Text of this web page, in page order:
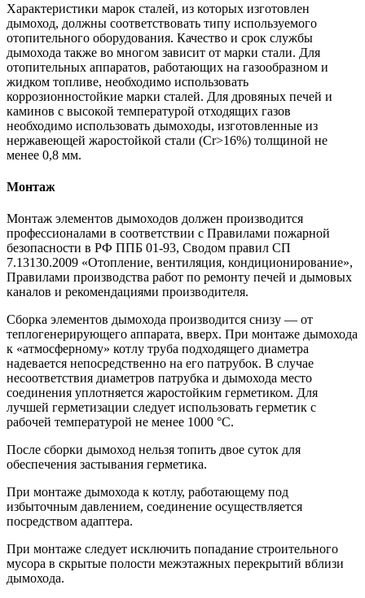
Характеристики марок сталей, из которых изготовлен
дымоход, должны соответствовать типу используемого
отопительного оборудования. Качество и срок службы
дымохода также во многом зависит от марки стали. Для
отопительных аппаратов, работающих на газообразном и
жидком топливе, необходимо использовать
коррозионностойкие марки сталей. Для дровяных печей и
каминов с высокой температурой отходящих газов
необходимо использовать дымоходы, изготовленные из
нержавеющей жаростойкой стали (Cr>16%) толщиной не
менее 0,8 мм.
Монтаж
Монтаж элементов дымоходов должен производится
профессионалами в соответствии с Правилами пожарной
безопасности в РФ ППБ 01-93, Сводом правил СП
7.13130.2009 «Отопление, вентиляция, кондиционирование»,
Правилами производства работ по ремонту печей и дымовых
каналов и рекомендациями производителя.
Сборка элементов дымохода производится снизу — от
теплогенерирующего аппарата, вверх. При монтаже дымохода
к «атмосферному» котлу труба подходящего диаметра
надевается непосредственно на его патрубок. В случае
несоответствия диаметров патрубка и дымохода место
соединения уплотняется жаростойким герметиком. Для
лучшей герметизации следует использовать герметик с
рабочей температурой не менее 1000 °С.
После сборки дымоход нельзя топить двое суток для
обеспечения застывания герметика.
При монтаже дымохода к котлу, работающему под
избыточным давлением, соединение осуществляется
посредством адаптера.
При монтаже следует исключить попадание строительного
мусора в скрытые полости межэтажных перекрытий вблизи
дымохода.